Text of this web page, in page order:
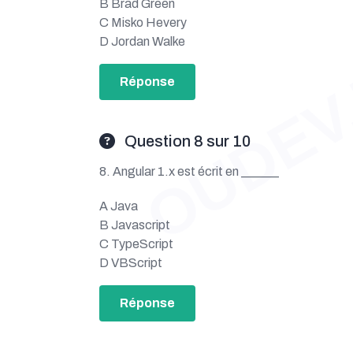
B Brad Green
C Misko Hevery
D Jordan Walke
Réponse
Question 8 sur 10
8. Angular 1.x est écrit en ______
A Java
B Javascript
C TypeScript
D VBScript
Réponse